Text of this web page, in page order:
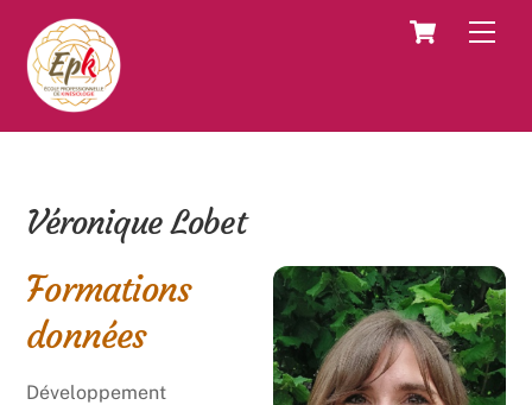
content
Cart
Véronique Lobet
Formations
données
Développement